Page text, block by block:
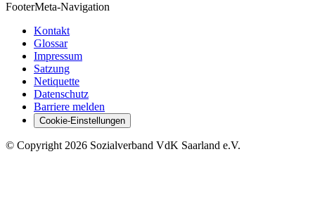
FooterMeta-Navigation
Kontakt
Glossar
Impressum
Satzung
Netiquette
Datenschutz
Barriere melden
Cookie-Einstellungen
© Copyright 2026 Sozialverband VdK Saarland e.V.